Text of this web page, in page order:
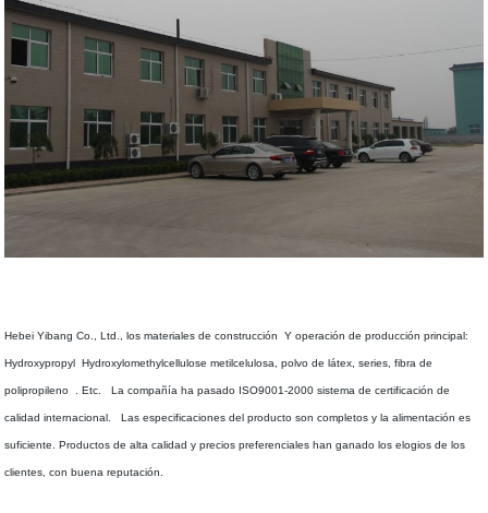
Hebei Yibang Co., Ltd., los materiales de construcción Y operación de producción principal:
Hydroxypropyl Hydroxylomethylcellulose metilcelulosa,polvo de látex, series ,fibra de
polipropileno . Etc. La compañía ha pasado ISO9001-2000 sistema de certificación de
calidad internacional Las especificaciones del producto son completos y la alimentación es
suficiente. Productos de alta calidad y precios preferenciales han ganado los elogios de los
clientes, con buena reputación.